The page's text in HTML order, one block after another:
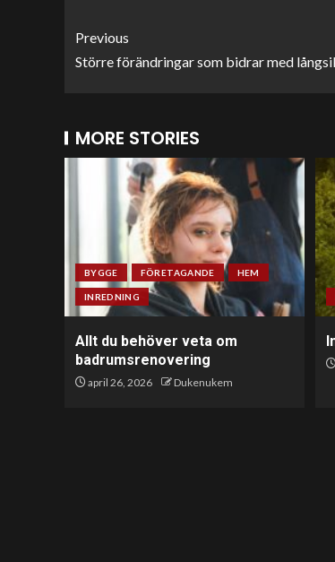
Previous
Större förändringar som bidrar med
MORE STORIES
BYGGE FÖRETAGANDE HEM
INREDNING
Allt du behöver veta om
badrumsrenovering
april 26, 2026 Dukenukem